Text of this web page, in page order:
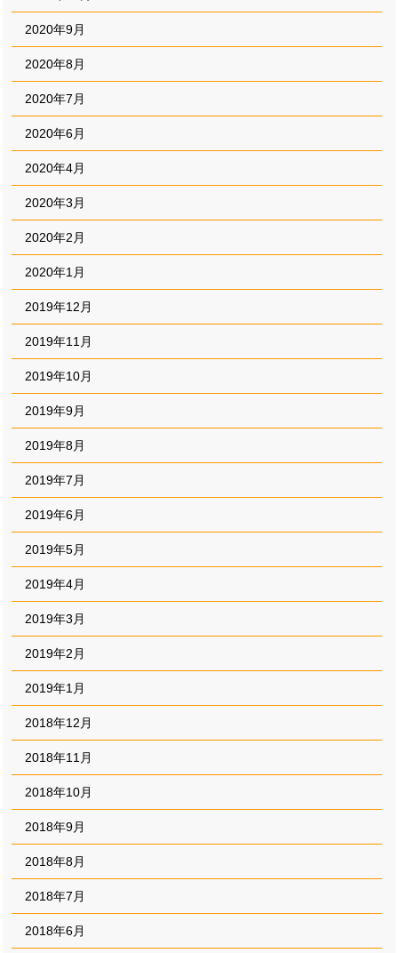
2020年9月
2020年8月
2020年7月
2020年6月
2020年4月
2020年3月
2020年2月
2020年1月
2019年12月
2019年11月
2019年10月
2019年9月
2019年8月
2019年7月
2019年6月
2019年5月
2019年4月
2019年3月
2019年2月
2019年1月
2018年12月
2018年11月
2018年10月
2018年9月
2018年8月
2018年7月
2018年6月